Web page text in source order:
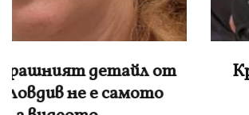
Красимира Гешева: Това не
звер0ве